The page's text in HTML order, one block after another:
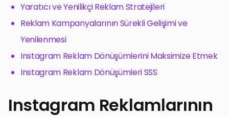
Yaratıcı ve Yenilikçi Reklam Stratejileri
Reklam Kampanyalarının Sürekli Gelişimi ve
Yenilenmesi
Instagram Reklam Dönüşümlerini Maksimize Etmek
Instagram Reklam Dönüşümleri SSS
Instagram Reklamlarının